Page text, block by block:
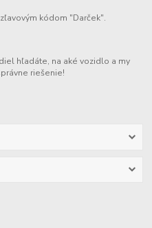
kódom "Darček".
hľadáte, na aké vozidlo a my
riešenie!